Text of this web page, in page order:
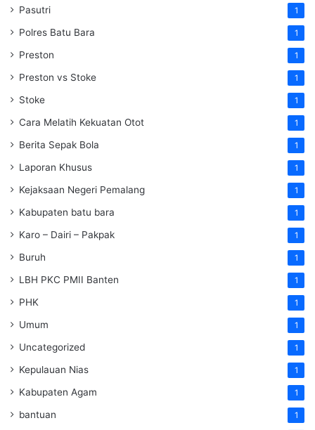
Pasutri 1
Polres Batu Bara 1
Preston 1
Preston vs Stoke 1
Stoke 1
Cara Melatih Kekuatan Otot 1
Berita Sepak Bola 1
Laporan Khusus 1
Kejaksaan Negeri Pemalang 1
Kabupaten batu bara 1
Karo – Dairi – Pakpak 1
Buruh 1
LBH PKC PMII Banten 1
PHK 1
Umum 1
Uncategorized 1
Kepulauan Nias 1
Kabupaten Agam 1
bantuan 1